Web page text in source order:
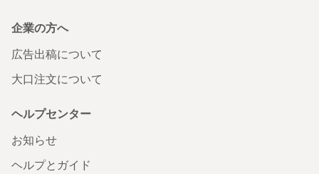
企業の方へ
広告出稿について
大口注文について
ヘルプセンター
お知らせ
ヘルプとガイド